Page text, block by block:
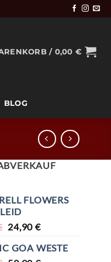
/ 0,00 €
BLOG
FLOWERS
URSPRÜNGLICHER
WAR:
24,90€AKTUELLER
IST:
GOA WESTE